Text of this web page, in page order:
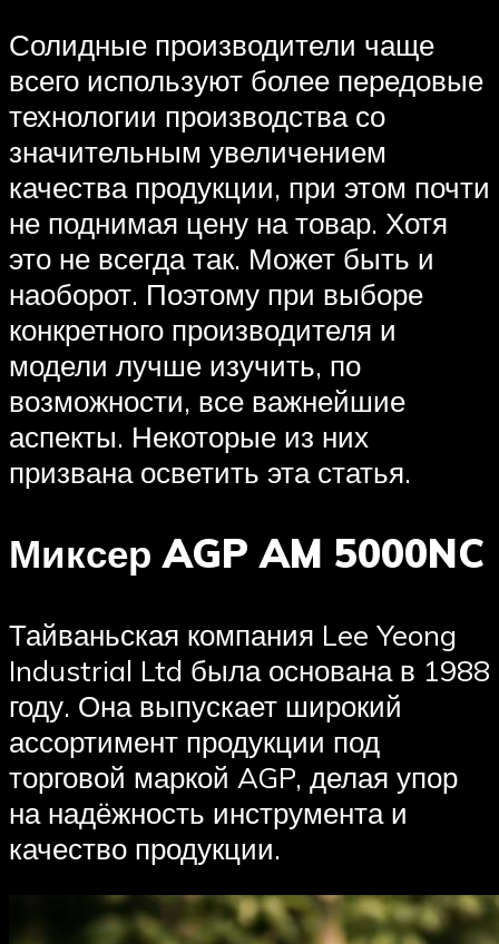
Солидные производители чаще
всего используют более передовые
технологии производства со
значительным увеличением
качества продукции, при этом почти
не поднимая цену на товар. Хотя
это не всегда так. Может быть и
наоборот. Поэтому при выборе
конкретного производителя и
модели лучше изучить, по
возможности, все важнейшие
аспекты. Некоторые из них
призвана осветить эта статья.
Миксер AGP AM 5000NC
Тайваньская компания Lee Yeong
Industrial Ltd была основана в 1988
году. Она выпускает широкий
ассортимент продукции под
торговой маркой AGP, делая упор
на надёжность инструмента и
качество продукции.